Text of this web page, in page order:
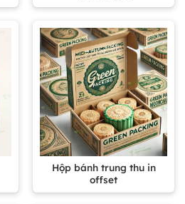
Hộp bánh trung thu in
offset